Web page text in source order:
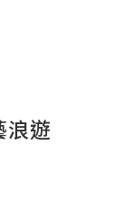
遊